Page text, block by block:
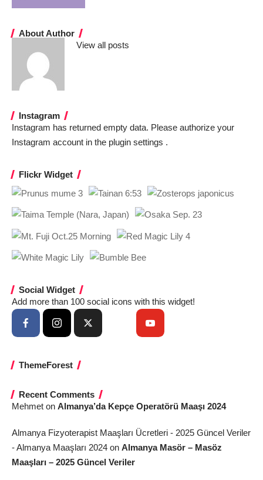
About Author
View all posts
Instagram
Instagram has returned empty data. Please authorize your
Instagram account in the plugin settings .
Flickr Widget
Social Widget
Add more than 100 social icons with this widget!
ThemeForest
Recent Comments
Mehmet on Almanya’da Kepçe Operatörü Maaşı 2024
Almanya Fizyoterapist Maaşları Ücretleri - 2025 Güncel Veriler
- Almanya Maaşları 2024 on Almanya Masör – Masöz
Maaşları – 2025 Güncel Veriler